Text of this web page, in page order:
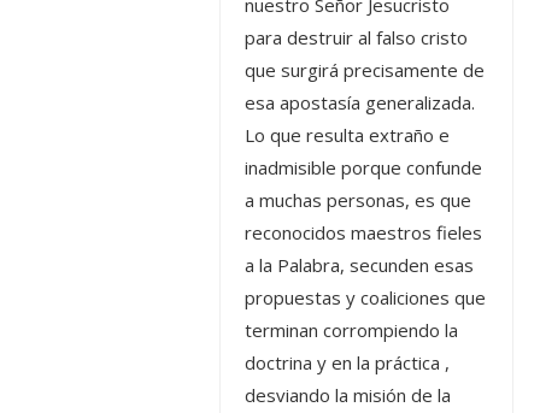
nuestro Señor Jesucristo
para destruir al falso cristo
que surgirá precisamente de
esa apostasía generalizada.
Lo que resulta extraño e
inadmisible porque confunde
a muchas personas, es que
reconocidos maestros fieles
a la Palabra, secunden esas
propuestas y coaliciones que
terminan corrompiendo la
doctrina y en la práctica ,
desviando la misión de la